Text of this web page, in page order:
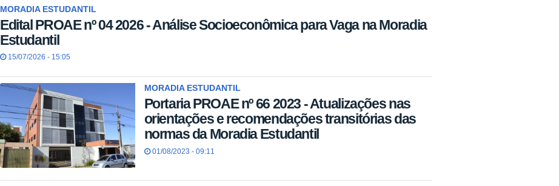
MORADIA ESTUDANTIL
Edital PROAE nº 04 2026 - Análise Socioeconômica para Vaga na Moradia
Estudantil
15/07/2026 - 15:05
MORADIA ESTUDANTIL
Portaria PROAE nº 66 2023 - Atualizações nas
orientações e recomendações transitórias das
normas da Moradia Estudantil
01/08/2023 - 09:11